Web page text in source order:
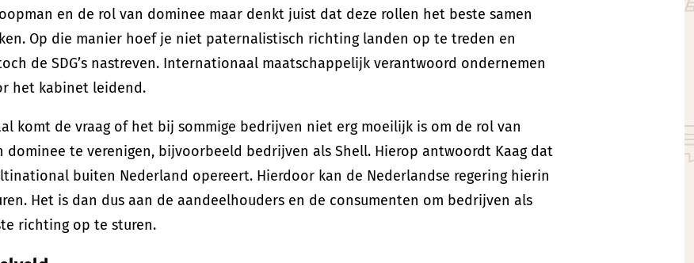
en de rol van dominee maar denkt juist dat deze rollen het beste samen
Op die manier hoef je niet paternalistisch richting landen op te treden en
de SDG’s nastreven. Internationaal maatschappelijk verantwoord ondernemen
het kabinet leidend.
komt de vraag of het bij sommige bedrijven niet erg moeilijk is om de rol van
dominee te verenigen, bijvoorbeeld bedrijven als Shell. Hierop antwoordt Kaag dat
buiten Nederland opereert. Hierdoor kan de Nederlandse regering hierin
Het is dan dus aan de aandeelhouders en de consumenten om bedrijven als
richting op te sturen.